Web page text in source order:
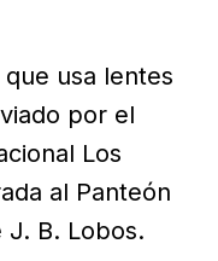
usa lentes
por el
Los
al Panteón
B. Lobos.